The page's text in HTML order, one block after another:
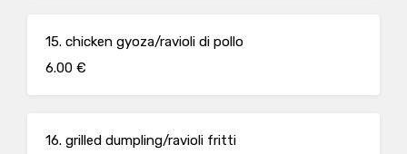
15. chicken gyoza/ravioli di pollo
6.00 €
16. grilled dumpling/ravioli fritti